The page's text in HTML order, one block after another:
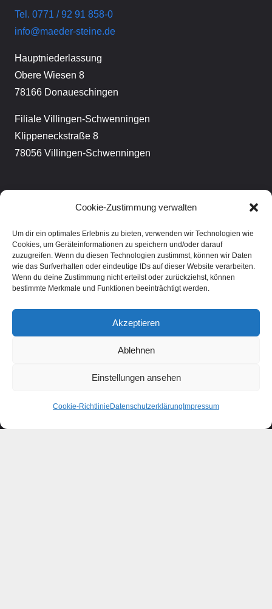
Cookie-Zustimmung verwalten
Um dir ein optimales Erlebnis zu bieten, verwenden wir Technologien wie
Cookies, um Geräteinformationen zu speichern und/oder darauf
zuzugreifen. Wenn du diesen Technologien zustimmst, können wir Daten
wie das Surfverhalten oder eindeutige IDs auf dieser Website verarbeiten.
Wenn du deine Zustimmung nicht erteilst oder zurückziehst, können
bestimmte Merkmale und Funktionen beeinträchtigt werden.
Akzeptieren
Ablehnen
Einstellungen ansehen
Cookie-Richtlinie Datenschutzerklärung Impressum
Tel. 0771 / 92 91 858-0
info@maeder-steine.de
Hauptniederlassung
Obere Wiesen 8
78166 Donaueschingen
Filiale Villingen-Schwenningen
Klippeneckstraße 8
78056 Villingen-Schwenningen
info@maeder-steine.de
Hauptniederlassung
Klippeneckstraße 8
Filiale Donaueschingen